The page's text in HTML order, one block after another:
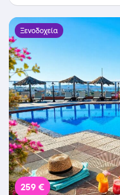
Ξενοδοχεία
259 €